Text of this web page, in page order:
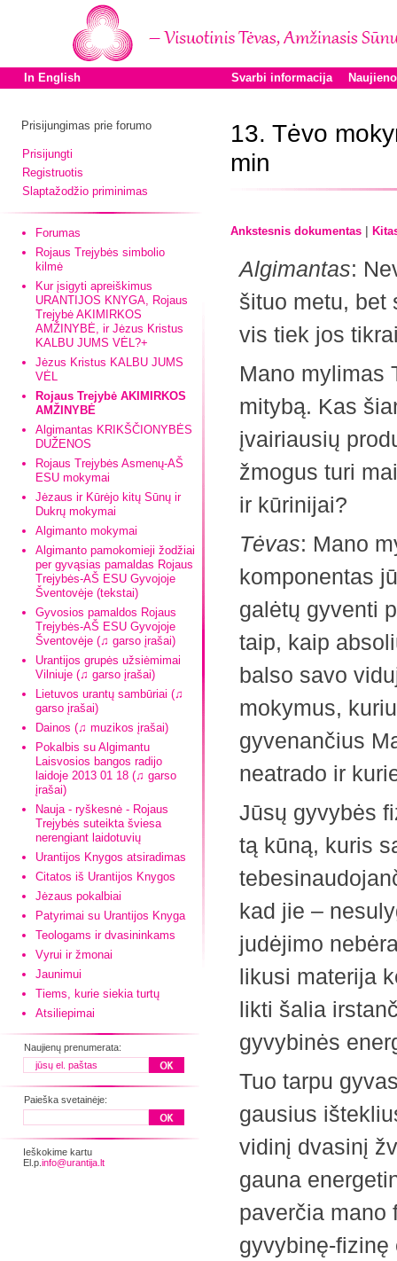
In English Svarbi informacija
Prisijungimas prie forumo
Prisijungti
Registruotis
Slaptažodžio priminimas
Forumas
Rojaus Trejybės simbolio
kilmė
Kur įsigyti apreiškimus
URANTIJOS KNYGA, Rojaus
Trejybė AKIMIRKOS
AMŽINYBĖ, ir Jėzus Kristus
KALBU JUMS VĖL?+
Jėzus Kristus KALBU JUMS
VĖL
Rojaus Trejybė AKIMIRKOS
AMŽINYBĖ
Algimantas KRIKŠČIONYBĖS
DUŽENOS
Rojaus Trejybės Asmenų-AŠ
ESU mokymai
Jėzaus ir Kūrėjo kitų Sūnų ir
Dukrų mokymai
Algimanto mokymai
Algimanto pamokomieji žodžiai
per gyvąsias pamaldas Rojaus
Trejybės-AŠ ESU Gyvojoje
Šventovėje (tekstai)
Gyvosios pamaldos Rojaus
Trejybės-AŠ ESU Gyvojoje
Šventovėje (♫ garso įrašai)
Urantijos grupės užsiėmimai
Vilniuje (♫ garso įrašai)
Lietuvos urantų sambūriai (♫
garso įrašai)
Dainos (♫ muzikos įrašai)
Pokalbis su Algimantu
Laisvosios bangos radijo
laidoje 2013 01 18 (♫ garso
įrašai)
Nauja - ryškesnė - Rojaus
Trejybės suteikta šviesa
nerengiant laidotuvių
Urantijos Knygos atsiradimas
Citatos iš Urantijos Knygos
Jėzaus pokalbiai
Patyrimai su Urantijos Knyga
Teologams ir dvasininkams
Vyrui ir žmonai
Jaunimui
Tiems, kurie siekia turtų
Atsiliepimai
Naujienų prenumerata:
Paieška svetainėje:
Ieškokime kartu
El.p. info@urantija.lt
13. Tėvo
min
Ankstesnis dokumentas |
Algimantas:
šituo metu, bet
vis tiek jos
Mano mylimas
mitybą. Kas
įvairiausių
žmogus turi
ir kūrinijai?
Tėvas: Mano
komponentas
galėtų gyventi
taip, kaip
balso savo
mokymus,
gyvenančius
neatrado ir
Jūsų gyvybės
tą kūną, kuris
kad jie –
judėjimo
likusi materija
likti šalia
gyvybinės
Tuo tarpu
gausius
vidinį dvasinį
gauna
paverčia mano
gyvybinę-fizinę